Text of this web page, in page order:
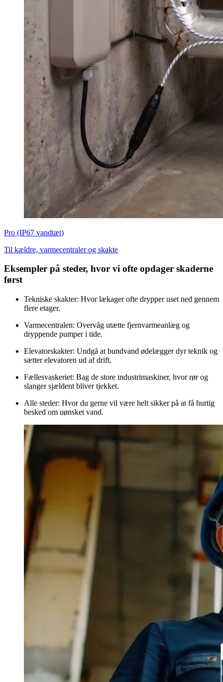
Pro (IP67 vandtæt)
Til kældre, varmecentraler og skakte
Eksempler på steder, hvor vi ofte opdager skaderne
først
Tekniske skakter: Hvor lækager ofte drypper uset ned gennem
flere etager.
Varmecentralen: Overvåg utætte fjernvarmeanlæg og
dryppende pumper i tide.
Elevatorskakter: Undgå at bundvand ødelægger dyr teknik og
sætter elevatoren ud af drift.
Fællesvaskeriet: Bag de store industrimaskiner, hvor rør og
slanger sjældent bliver tjekket.
Alle steder: Hvor du gerne vil være helt sikker på at få hurtig
besked om uønsket vand.